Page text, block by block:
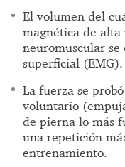
El volumen del
magnética de
neuromuscular
superficial (EMG).
La fuerza se
voluntario
de pierna lo más
una repetición
entrenamiento.